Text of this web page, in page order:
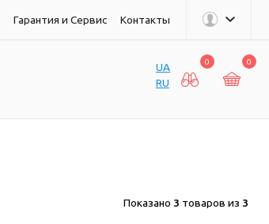
Гарантия и Сервис Контакты
UA
RU
0 0
Показано 3 товаров из 3